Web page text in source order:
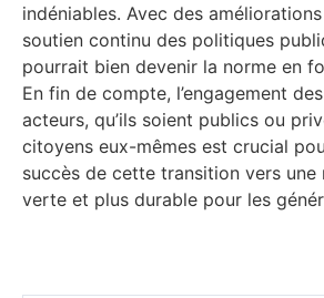
indéniables. Avec des
soutien continu des politiques
pourrait bien devenir la norme en
En fin de compte, l’engagement
acteurs, qu’ils soient publics ou
citoyens eux-mêmes est crucial
succès de cette transition vers une
verte et plus durable pour les